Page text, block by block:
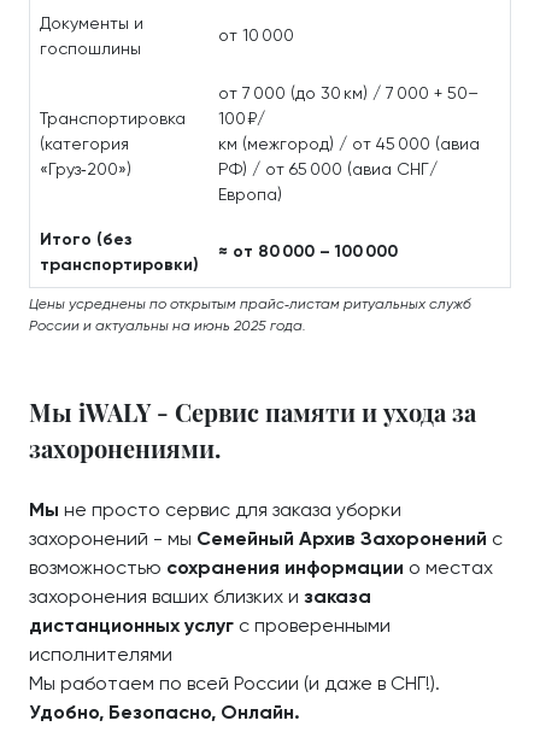
Документы и
госпошлины
от 10 000
Транспортировка
(категория
«Груз‑200»)
от 7 000 (до 30 км) / 7 000 + 50–
100 ₽/
км (межгород) / от 45 000 (авиа
РФ) / от 65 000 (авиа СНГ/
Европа)
Итого (без
транспортировки)
≈ от 80 000 – 100 000
Цены усреднены по открытым прайс‑листам ритуальных служб
России и актуальны на июнь 2025 года.
Мы iWALY - Сервис памяти и ухода за
захоронениями.
Мы не просто сервис для заказа уборки
захоронений - мы Семейный Архив Захоронений с
возможностью сохранения информации о местах
захоронения ваших близких и заказа
дистанционных услуг с проверенными
исполнителями
Мы работаем по всей России (и даже в СНГ!).
Удобно, Безопасно, Онлайн.